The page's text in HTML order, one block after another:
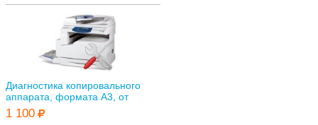
Диагностика копировального
аппарата, формата А3, от
1 100